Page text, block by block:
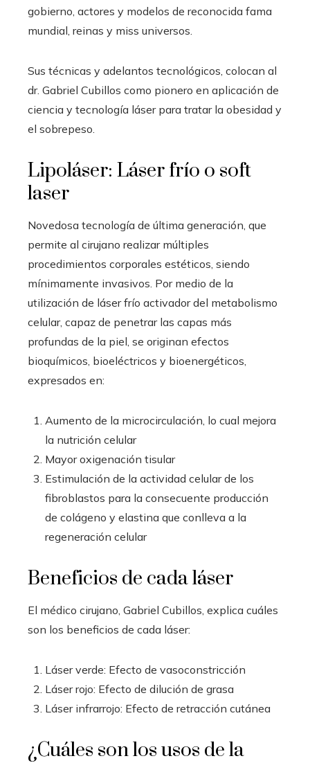
gobierno, actores y modelos de reconocida fama
mundial, reinas y miss universos.
Sus técnicas y adelantos tecnológicos, colocan al
dr. Gabriel Cubillos como pionero en aplicación de
ciencia y tecnología láser para tratar la obesidad y
el sobrepeso.
Lipoláser: Láser frío o soft
laser
Novedosa tecnología de última generación, que
permite al cirujano realizar múltiples
procedimientos corporales estéticos, siendo
mínimamente invasivos. Por medio de la
utilización de láser frío activador del metabolismo
celular, capaz de penetrar las capas más
profundas de la piel, se originan efectos
bioquímicos, bioeléctricos y bioenergéticos,
expresados en:
Aumento de la microcirculación, lo cual mejora
la nutrición celular
Mayor oxigenación tisular
Estimulación de la actividad celular de los
fibroblastos para la consecuente producción
de colágeno y elastina que conlleva a la
regeneración celular
Beneficios de cada láser
El médico cirujano, Gabriel Cubillos, explica cuáles
son los beneficios de cada láser:
Láser verde: Efecto de vasoconstricción
Láser rojo: Efecto de dilución de grasa
Láser infrarrojo: Efecto de retracción cutánea
¿Cuáles son los usos de la